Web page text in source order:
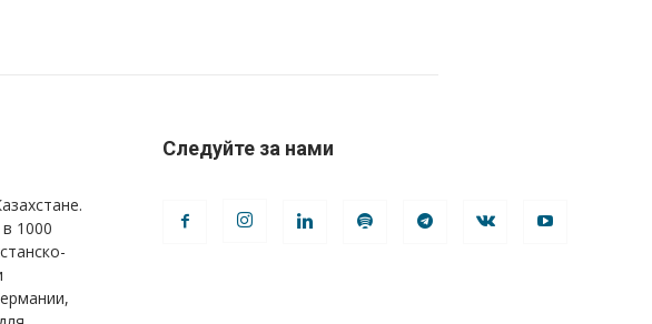
1000
Следуйте за нами